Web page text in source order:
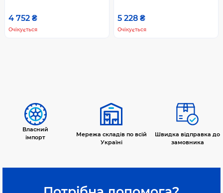
4 752 ₴
Очікується
5 228 ₴
Очікується
Власний
імпорт
Мережа складів по всій
Україні
Швидка відправка до
замовника